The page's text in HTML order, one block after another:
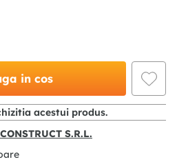
in cos
acestui produs.
S.R.L.